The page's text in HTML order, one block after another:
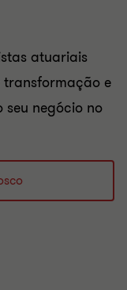
atuariais
transformação e
negócio no